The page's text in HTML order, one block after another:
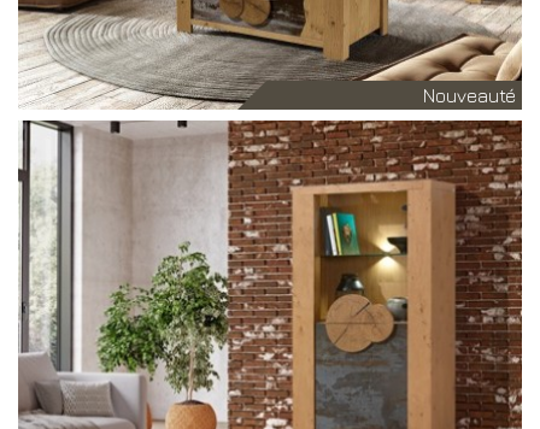
Nouveauté